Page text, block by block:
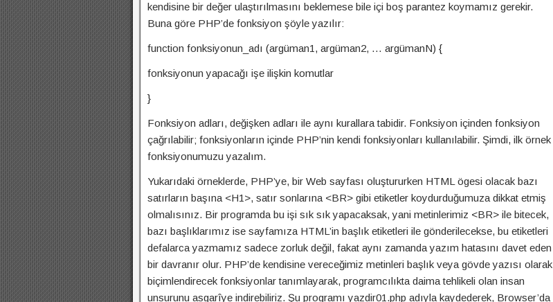
kendisine bir değer ulaştırılmasını beklemese bile içi boş parantez koymamız gerekir.
Buna göre PHP’de fonksiyon şöyle yazılır:
function fonksiyonun_adı (argüman1, argüman2, … argümanN) {
fonksiyonun yapacağı işe ilişkin komutlar
}
Fonksiyon adları, değişken adları ile aynı kurallara tabidir. Fonksiyon içinden fonksiyon
çağrılabilir; fonksiyonların içinde PHP’nin kendi fonksiyonları kullanılabilir. Şimdi, ilk örnek
fonksiyonumuzu yazalım.
Yukarıdaki örneklerde, PHP’ye, bir Web sayfası oluştururken HTML ögesi olacak bazı
satırların başına <H1>, satır sonlarına <BR> gibi etiketler koydurduğumuza dikkat etmiş
olmalısınız. Bir programda bu işi sık sık yapacaksak, yani metinlerimiz <BR> ile bitecek,
bazı başlıklarımız ise sayfamıza HTML’in başlık etiketleri ile gönderilecekse, bu etiketleri
defalarca yazmamız sadece zorluk değil, fakat aynı zamanda yazım hatasını davet eden
bir davranır olur. PHP’de kendisine vereceğimiz metinleri başlık veya gövde yazısı olarak
biçimlendirecek fonksiyonlar tanımlayarak, programcılıkta daima tehlikeli olan insan
unsurunu asgarîye indirebiliriz. Şu programı yazdir01.php adıyla kaydederek, Browser’da